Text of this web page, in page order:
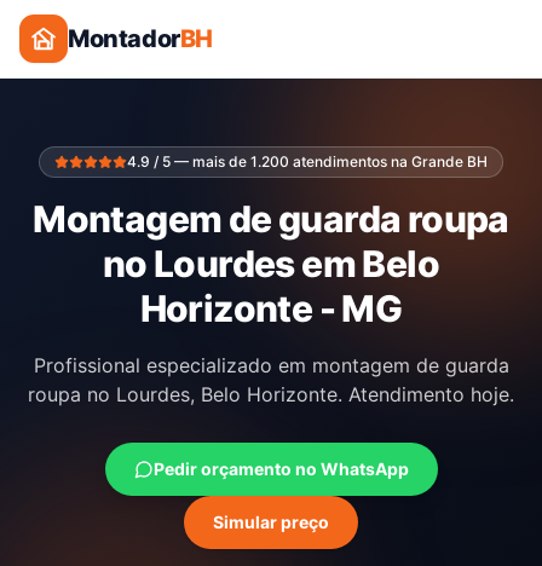
MontadorBH
4.9 / 5 — mais de 1.200 atendimentos na Grande BH
Montagem de guarda roupa
no Lourdes em Belo
Horizonte - MG
Profissional especializado em montagem de guarda
roupa no Lourdes, Belo Horizonte. Atendimento hoje.
Pedir orçamento no WhatsApp
Simular preço